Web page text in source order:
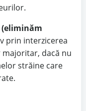
prin interzicerea
dacă nu
străine care